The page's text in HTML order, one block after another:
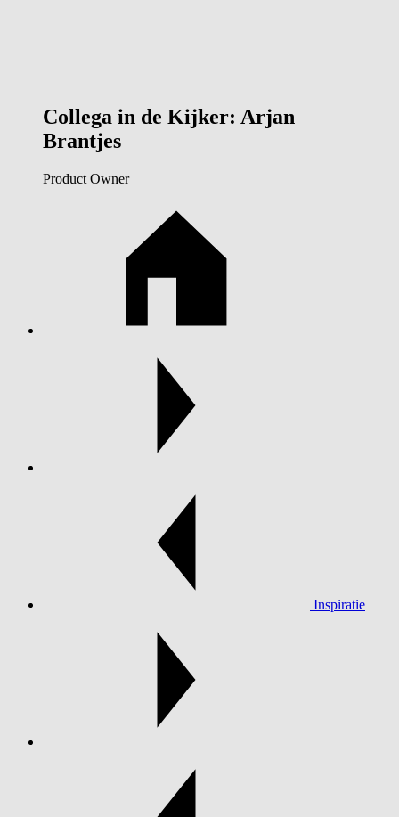
Collega in de Kijker: Arjan
Brantjes
Product Owner
Inspiratie